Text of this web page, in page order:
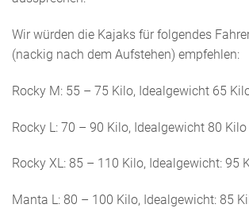
Wir würden die Kajaks für folgendes
(nackig nach dem Aufstehen) empfehlen:
Rocky M: 55 – 75 Kilo, Idealgewicht 65
Rocky L: 70 – 90 Kilo, Idealgewicht 80 Kilo
Rocky XL: 85 – 110 Kilo, Idealgewicht: 95
Manta L: 80 – 100 Kilo, Idealgewicht: 85